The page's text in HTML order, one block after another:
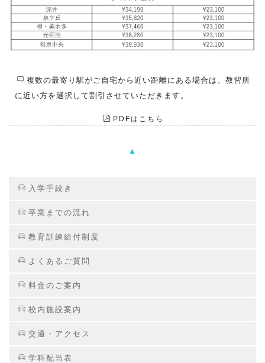
複数の最寄り駅がご自宅から近い距離にある場合は、教習所
に近い方を選択して割引させていただきます。
PDFはこちら
▲
入学手続き
卒業までの流れ
教育訓練給付制度
よくあるご質問
料金のご案内
校内施設案内
交通・アクセス
学科配当表